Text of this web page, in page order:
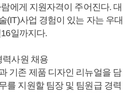
에게 지원자격이 주어진다. 대
(IT)사업 경험이 있는 자는 우대
일까지다.
사원 채용
기존 제품 디자인 리뉴얼을 담
를 지원할 팀장 및 팀원급 경력